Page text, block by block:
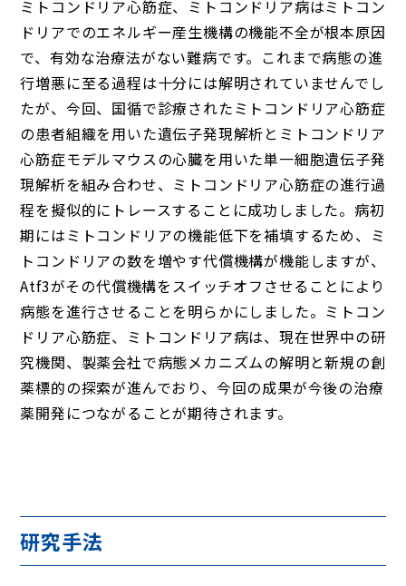
ミトコンドリア心筋症、ミトコンドリア病はミトコン
ドリアでのエネルギー産生機構の機能不全が根本原因
で、有効な治療法がない難病です。これまで病態の進
行増悪に至る過程は十分には解明されていませんでし
たが、今回、国循で診療されたミトコンドリア心筋症
の患者組織を用いた遺伝子発現解析とミトコンドリア
心筋症モデルマウスの心臓を用いた単一細胞遺伝子発
現解析を組み合わせ、ミトコンドリア心筋症の進行過
程を擬似的にトレースすることに成功しました。病初
期にはミトコンドリアの機能低下を補填するため、ミ
トコンドリアの数を増やす代償機構が機能しますが、
Atf3がその代償機構をスイッチオフさせることにより
病態を進行させることを明らかにしました。ミトコン
ドリア心筋症、ミトコンドリア病は、現在世界中の研
究機関、製薬会社で病態メカニズムの解明と新規の創
薬標的の探索が進んでおり、今回の成果が今後の治療
薬開発につながることが期待されます。
研究手法